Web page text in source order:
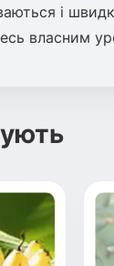
і
власним